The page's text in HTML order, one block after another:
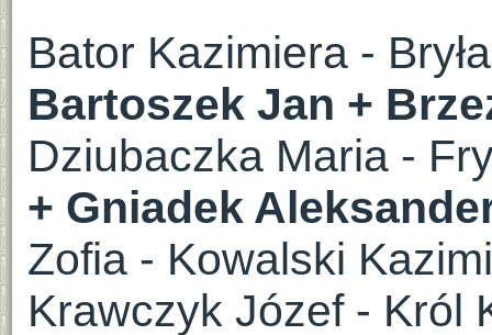
Bator Kazimiera -
Bartoszek Jan +
Dziubaczka Maria -
+ Gniadek
Zofia - Kowalski
Krawczyk Józef - Król